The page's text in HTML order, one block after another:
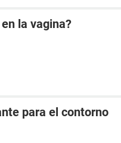
la vagina?
para el contorno